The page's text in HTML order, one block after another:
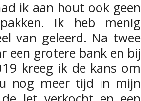
ik aan hout ook geen
Ik heb menig
van geleerd. Na twee
een grotere bank en bij
kreeg ik de kans om
nog meer tijd in mijn